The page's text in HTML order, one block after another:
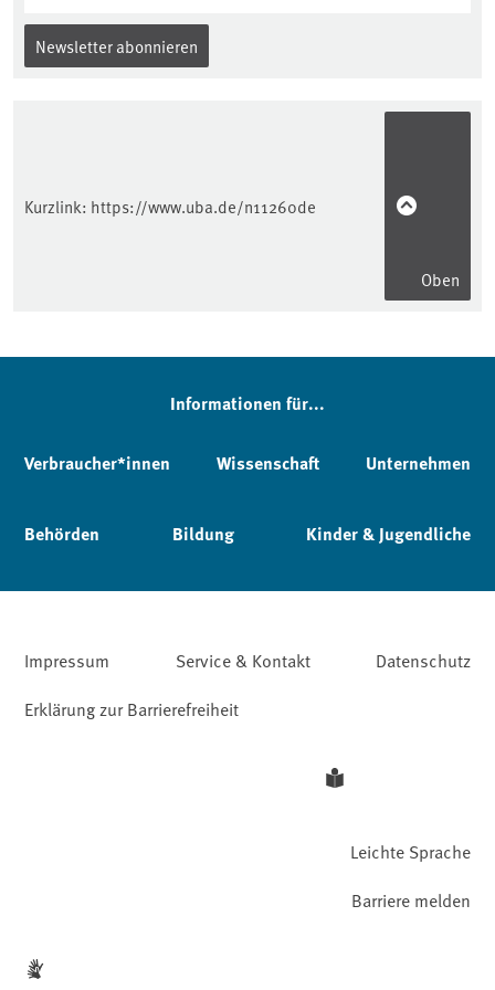
Newsletter abonnieren
Kurzlink: https://www.uba.de/n11260de
Oben
Informationen für...
Verbraucher*innen Wissenschaft Unternehmen
Behörden Bildung Kinder & Jugendliche
Impressum Service & Kontakt
Datenschutz
Erklärung zur Barrierefreiheit
Leichte Sprache
Barriere melden